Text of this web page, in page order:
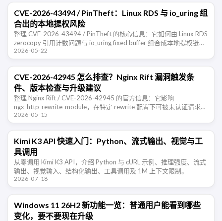
CVE-2026-43494 / PinTheft：Linux RDS 与 io_uring 组
合出的本地提权风险
整理 CVE-2026-43494 / PinTheft 的核心信息：它如何由 Linux RDS
zerocopy 引用计数问题与 io_uring fixed buffer 组合成本地提权链，
以及 …
2026-05-22
CVE-2026-42945 怎么排查？Nginx Rift 漏洞触发条
件、版本检查与升级建议
整理 Nginx Rift / CVE-2026-42945 的官方信息：它影响
ngx_http_rewrite_module，在特定 rewrite 配置下可被未认证请求触
发堆溢出，可能导致 …
2026-05-15
Kimi K3 API 快速入门：Python、流式输出、视觉与工
具调用
从零调用 Kimi K3 API，介绍 Python 与 cURL 示例、推理强度、流式
输出、视觉输入、结构化输出、工具调用及 1M 上下文限制。
2026-07-18
Windows 11 26H2 新功能一览：普通用户能看到哪些
变化，要不要现在升级